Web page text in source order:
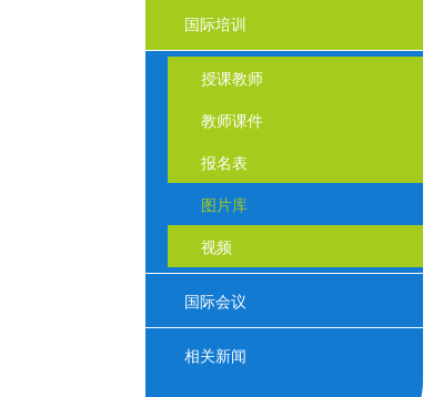
国际培训
授课教师
教师课件
报名表
图片库
视频
国际会议
相关新闻